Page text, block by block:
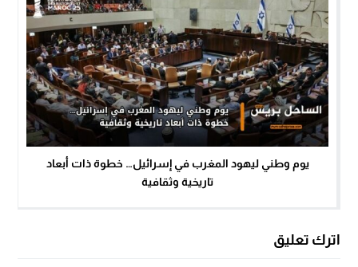
يوم وطني ليهود المغرب في إسرائيل… خطوة ذات أبعاد
تاريخية وثقافية
اترك تعليق